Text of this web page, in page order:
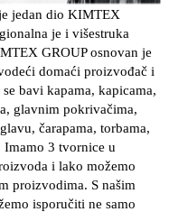
jedan dio KIMTEX
je i višestruka
GROUP osnovan je
domaći proizvođač i
bavi kapama, kapicama,
glavnim pokrivačima,
čarapama, torbama,
Imamo 3 tvornice u
i lako možemo
proizvodima. S našim
isporučiti ne samo